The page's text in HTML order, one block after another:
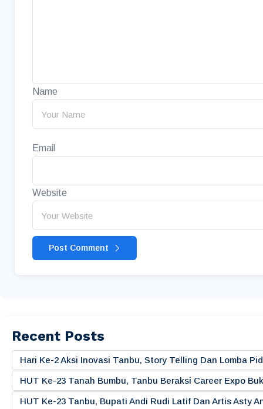
Name
Email
Website
Post Comment
Recent Posts
Hari Ke-2 Aksi Inovasi Tanbu, Story Telling Dan Lomba
HUT Ke-23 Tanah Bumbu, Tanbu Beraksi Career Expo
HUT Ke-23 Tanbu, Bupati Andi Rudi Latif Dan Artis Asty